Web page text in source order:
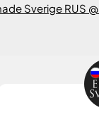
Sverige RUS